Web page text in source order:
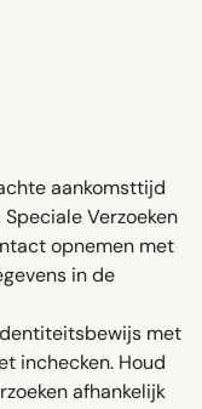
aankomsttijd
Verzoeken
opnemen met
in de
met
inchecken. Houd
afhankelijk